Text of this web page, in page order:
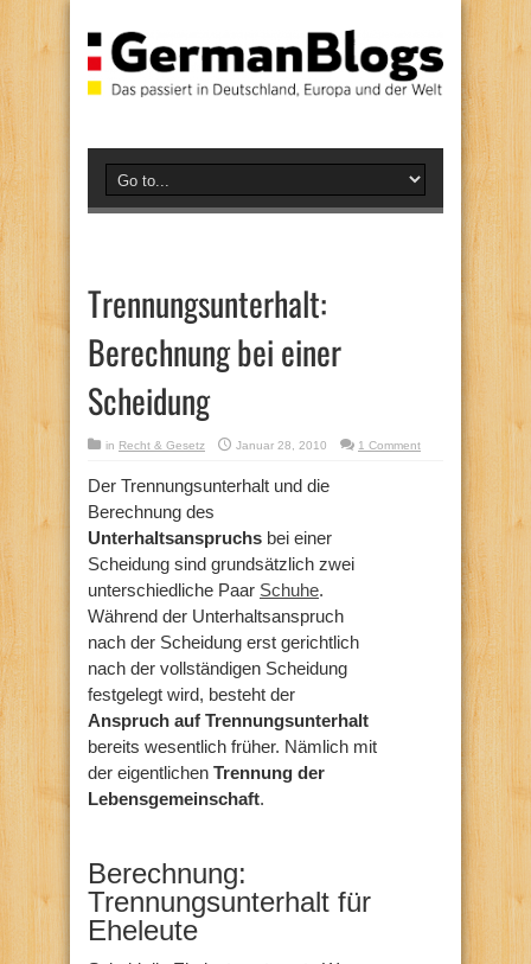
Trennungsunterhalt:
Berechnung bei einer
Scheidung
in Recht & Gesetz Januar 28, 2010 1 Comment
Der Trennungsunterhalt und die
Berechnung des
Unterhaltsanspruchs bei einer
Scheidung sind grundsätzlich zwei
unterschiedliche Paar Schuhe.
Während der Unterhaltsanspruch
nach der Scheidung erst gerichtlich
nach der vollständigen Scheidung
festgelegt wird, besteht der
Anspruch auf Trennungsunterhalt
bereits wesentlich früher. Nämlich mit
der eigentlichen Trennung der
Lebensgemeinschaft.
Berechnung:
Trennungsunterhalt für
Eheleute